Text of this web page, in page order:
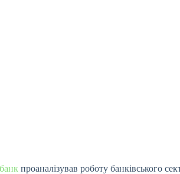
проаналізував роботу банківського